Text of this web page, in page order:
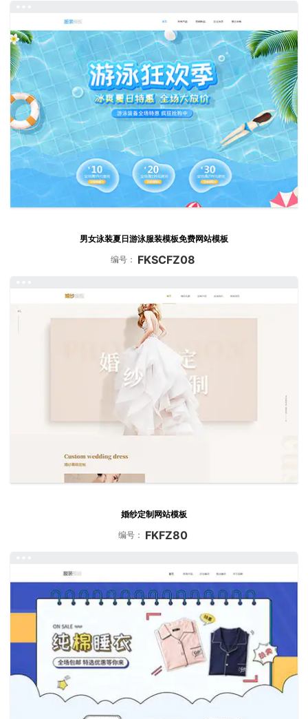
男女泳装夏日游泳服装模板免费网站模板
编号： FKSCFZ08
婚纱定制网站模板
编号： FKFZ80